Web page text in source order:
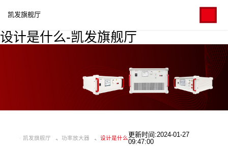
设计是什么-凯发旗舰厅
凯发旗舰厅
凯发旗舰厅 功率放大器 设计是什么更新时间:2024-01-27
09:47:00